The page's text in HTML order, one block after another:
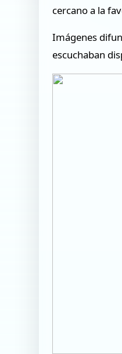
cercano a la
Imágenes
escuchaban